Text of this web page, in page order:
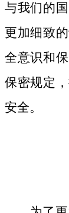
与我们的
更加细致
全意识和
保密规定
安全。